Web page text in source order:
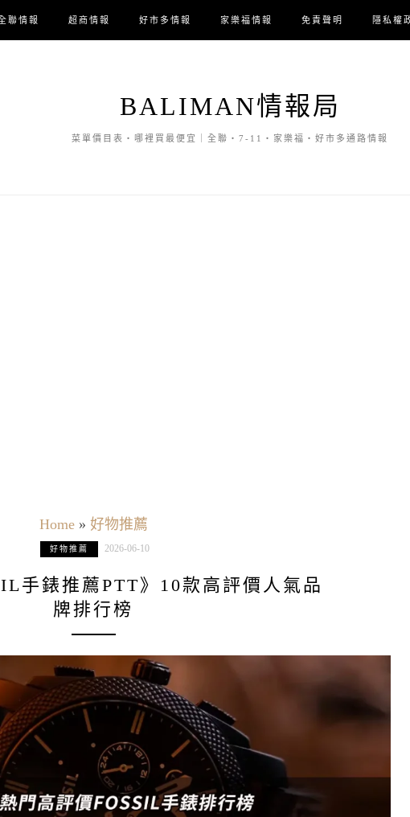
聯情報 超商情報 好市多情報 家樂福情報 免責聲明 隱私權
BALIMAN情報局
菜單價目表・哪裡買最便宜｜全聯・7-11・家樂福・好市多通路情報
Home» 好物推薦
好物推薦 2026-06-10
手錶推薦PTT》10款高評價人氣品
牌排行榜